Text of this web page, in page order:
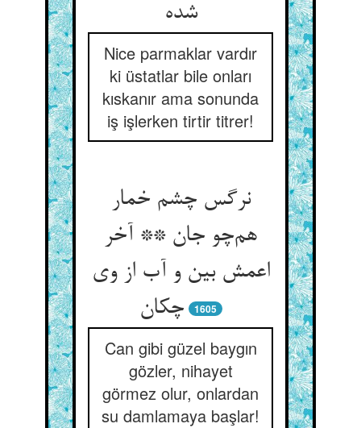
شده
Nice parmaklar vardır
ki üstatlar bile onları
kıskanır ama sonunda
iş işlerken tirtir titrer!
نرگس چشم خمار
هم‌چو جان ** آخر
اعمش بین و آب از وی
چکان
1605
Can gibi güzel baygın
gözler, nihayet
görmez olur, onlardan
su damlamaya başlar!